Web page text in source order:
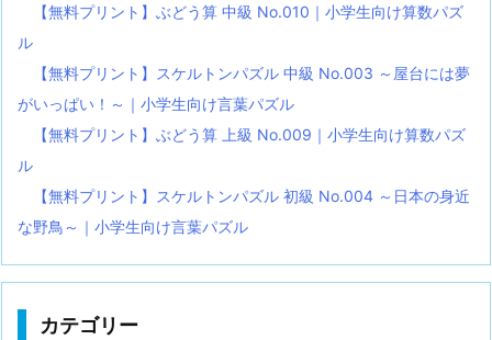
【無料プリント】ぶどう算 中級 No.010｜小学生向け算数パズ
ル
【無料プリント】スケルトンパズル 中級 No.003 ～屋台には夢
がいっぱい！～｜小学生向け言葉パズル
【無料プリント】ぶどう算 上級 No.009｜小学生向け算数パズ
ル
【無料プリント】スケルトンパズル 初級 No.004 ～日本の身近
な野鳥～｜小学生向け言葉パズル
カテゴリー